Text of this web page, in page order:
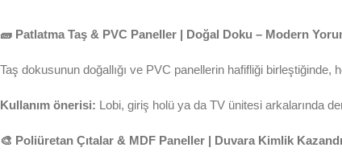
🧱 Patlatma Taş & PVC Paneller | Doğal Doku – Modern
Taş dokusunun doğallığı ve PVC panellerin hafifliği
Kullanım önerisi: Lobi, giriş holü ya da TV ünitesi arkalarında
🎨 Poliüretan Çıtalar & MDF Paneller | Duvara Kimlik